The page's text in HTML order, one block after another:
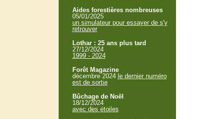
Aides forestières nombreuses
05/01/2025
un simulateur pour essayer de s'y
retrouver
Lothar : 25 ans plus tard
27/12/2024
1999 - 2024
Forêt Magazine
décembre 2024 le dernier numéro
est de sortie
Bûchage de Noël
18/12/2024
avec des étoiles